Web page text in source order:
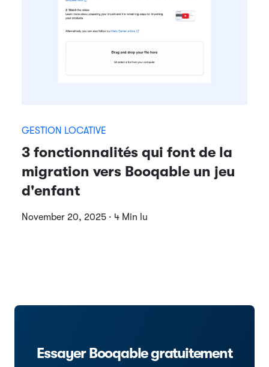
GESTION LOCATIVE
3 fonctionnalités qui font de la
migration vers Booqable un jeu
d'enfant
November 20, 2025 · 4 Min lu
Essayer Booqable gratuitement